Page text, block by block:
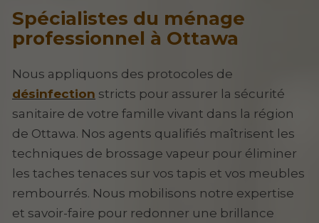
Spécialistes du ménage
professionnel à Ottawa
Nous appliquons des protocoles de
désinfection stricts pour assurer la sécurité
sanitaire de votre famille vivant dans la région
de Ottawa. Nos agents qualifiés maîtrisent les
techniques de brossage vapeur pour éliminer
les taches tenaces sur vos tapis et vos meubles
rembourrés. Nous mobilisons notre expertise
et savoir-faire pour redonner une brillance